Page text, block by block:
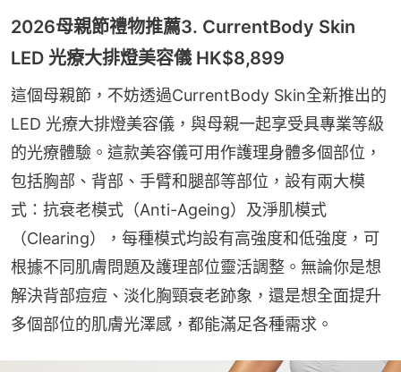
2026母親節禮物推薦3. CurrentBody Skin
LED 光療大排燈美容儀 HK$8,899
這個母親節，不妨透過CurrentBody Skin全新推出的
LED 光療大排燈美容儀，與母親一起享受具專業等級
的光療體驗。這款美容儀可用作護理身體多個部位，
包括胸部、背部、手臂和腿部等部位，設有兩大模
式：抗衰老模式（Anti-Ageing）及淨肌模式
（Clearing），每種模式均設有高強度和低強度，可
根據不同肌膚問題及護理部位靈活調整。無論你是想
解決背部痘痘、淡化胸頸衰老跡象，還是想全面提升
多個部位的肌膚光澤感，都能滿足各種需求。